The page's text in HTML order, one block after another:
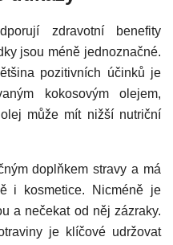
zdravotní benefity
jsou méně jednoznačné.
pozitivních účinků je
kokosovým olejem,
může mít nižší nutriční
doplňkem stravy a má
i kosmetice. Nicméně je
a nečekat od něj zázraky.
je klíčové udržovat